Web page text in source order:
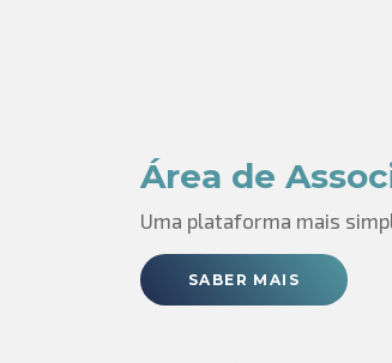
Área de
Uma plataforma mais
SABER MAIS